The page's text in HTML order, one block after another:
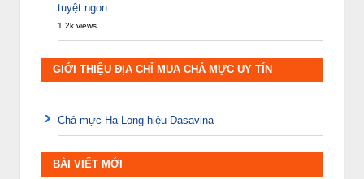
tuyệt ngon
1.2k views
GIỚI THIỆU ĐỊA CHỈ MUA CHẢ MỰC UY TÍN
Chả mực Hạ Long hiệu Dasavina
BÀI VIẾT MỚI